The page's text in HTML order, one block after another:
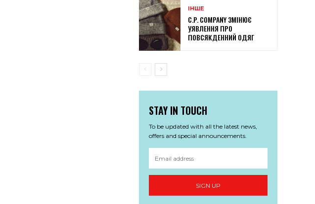
ІНШЕ
C.P. COMPANY ЗМІНЮЄ
УЯВЛЕННЯ ПРО
ПОВСЯКДЕННИЙ ОДЯГ
STAY IN TOUCH
To be updated with all the latest news,
offers and special announcements.
SIGN UP